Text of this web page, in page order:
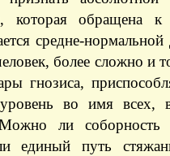
которая обращена к
средне-
более сложно и
гнозиса,
во имя всех,
ли соборность
единый путь